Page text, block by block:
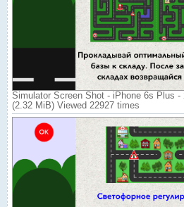
Simulator Screen Shot - iPhone 6s Plus -
(2.32 MiB) Viewed 22927 times